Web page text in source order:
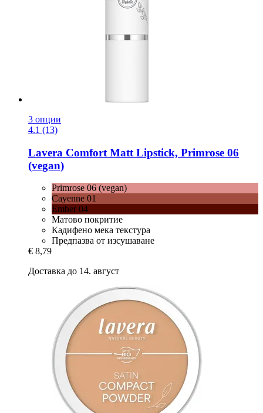
3 опции
4.1 (13)
Lavera Comfort Matt Lipstick, Primrose 06
(vegan)
Primrose 06 (vegan)
Cayenne 01
Ember 04
Матово покритие
Кадифено мека текстура
Предпазва от изсушаване
€ 8,79
Доставка до 14. август